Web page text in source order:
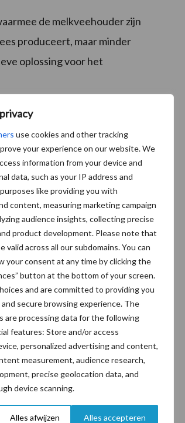
use cookies and other tracking
your experience on our website. We
information from your device and
data, such as your IP address and
like providing you with
content, measuring marketing campaign
audience insights, collecting precise
product development. Please note that
valid across all our subdomains. You can
your consent at any time by clicking the
button at the bottom of your screen.
and are committed to providing you
secure browsing experience. The
are processing data for the following
features: Store and/or access
personalized advertising and content,
measurement, audience research,
precise geolocation data, and
device scanning.
Alles afwijzen Alles accepteren
de melkveehouder zijn
produceert, maar minder
oplossing voor het
komen te liggen op het
van Grassa. De startcultuur
L.Plantarum en één soort
melkzuur en lage productie
, soja- en
Hij heeft al 15 jaar praktische
Dr.FERM zo’n 6.000 ton
diervoeding.
eindproducten van Grassa
onder de loep genomen.